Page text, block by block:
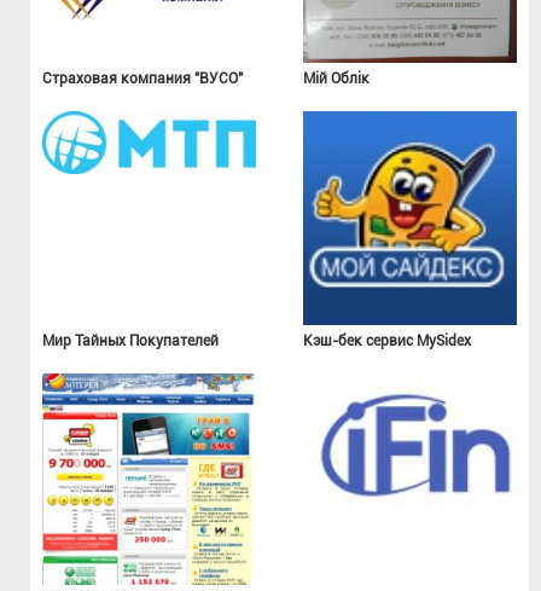
Страховая компания "ВУСО" Мій Облік
Мир Тайных Покупателей Кэш-бек сервис MySidex